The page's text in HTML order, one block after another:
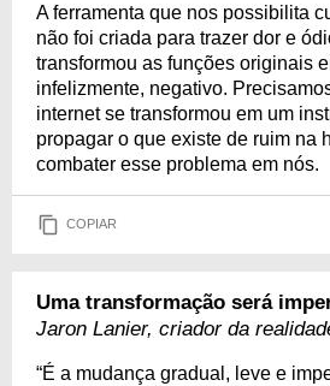
A ferramenta que nos possibilita
não foi criada para trazer dor e
transformou as funções originais
infelizmente, negativo.
internet se transformou em um
propagar o que existe de ruim na
combater esse problema em nós.
COPIAR
Uma transformação será
Jaron Lanier, criador da
“É a mudança gradual, leve e